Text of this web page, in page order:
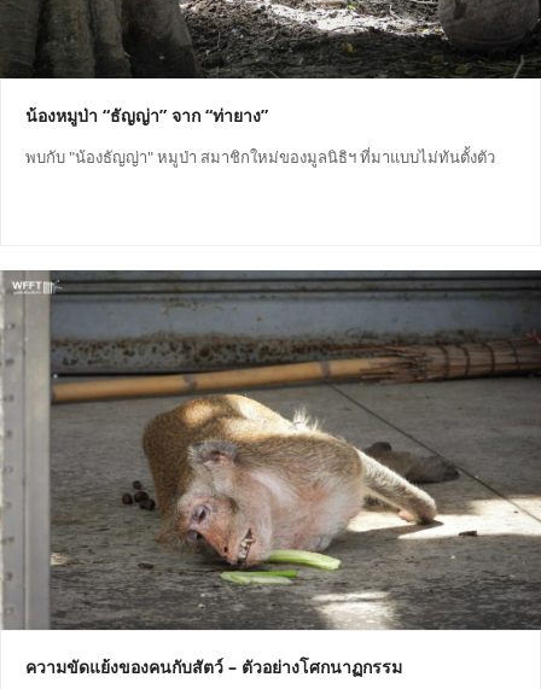
น้องหมูป่า “ธัญญ่า” จาก “ท่ายาง”
พบกับ "น้องธัญญ่า" หมูป่า สมาชิกใหม่ของมูลนิธิฯ ที่มาแบบไม่ทันตั้งตัว
ความขัดแย้งของคนกับสัตว์ – ตัวอย่างโศกนาฏกรรม